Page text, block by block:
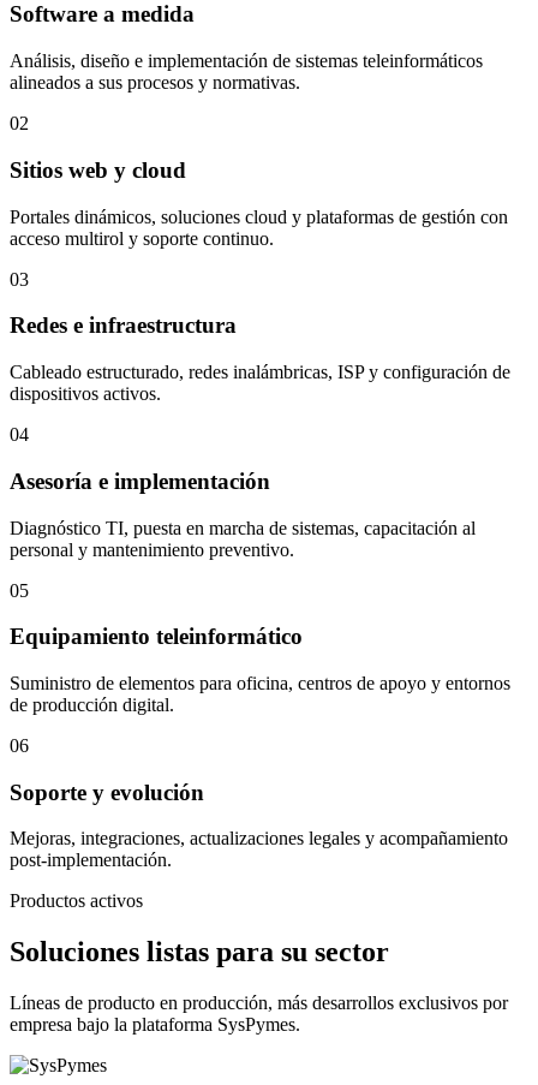
Software a medida
Análisis, diseño e implementación de sistemas teleinformáticos
alineados a sus procesos y normativas.
02
Sitios web y cloud
Portales dinámicos, soluciones cloud y plataformas de gestión con
acceso multirol y soporte continuo.
03
Redes e infraestructura
Cableado estructurado, redes inalámbricas, ISP y configuración de
dispositivos activos.
04
Asesoría e implementación
Diagnóstico TI, puesta en marcha de sistemas, capacitación al
personal y mantenimiento preventivo.
05
Equipamiento teleinformático
Suministro de elementos para oficina, centros de apoyo y entornos
de producción digital.
06
Soporte y evolución
Mejoras, integraciones, actualizaciones legales y acompañamiento
post-implementación.
Productos activos
Soluciones listas para su sector
Líneas de producto en producción, más desarrollos exclusivos por
empresa bajo la plataforma SysPymes.